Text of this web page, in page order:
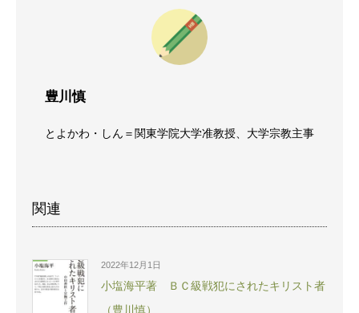
豊川慎
とよかわ・しん＝関東学院大学准教授、大学宗教主事
関連
2022年12月1日
小塩海平著 ＢＣ級戦犯にされたキリスト者
（豊川慎）